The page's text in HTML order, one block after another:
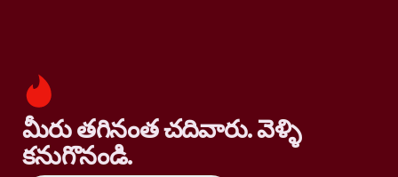
మీరు తగినంత చదివారు. వెళ్ళి
కనుగొనండి.